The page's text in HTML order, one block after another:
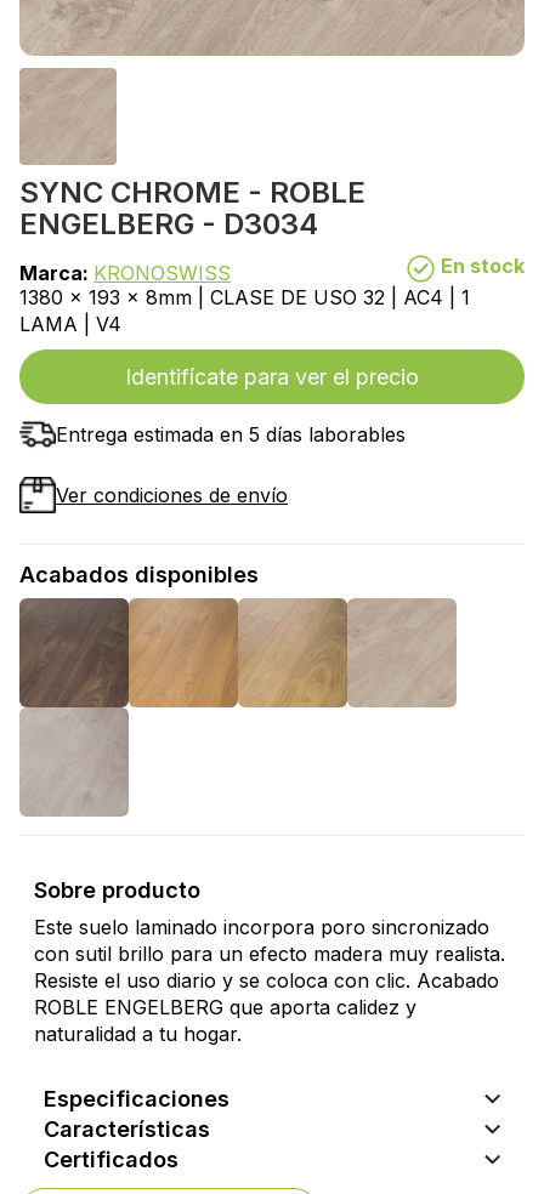
SYNC CHROME - ROBLE
ENGELBERG - D3034
Marca: KRONOSWISS
En stock
1380 x 193 x 8mm | CLASE DE USO 32 | AC4 | 1
LAMA | V4
Identifícate para ver el precio
Entrega estimada en 5 días laborables
Ver condiciones de envío
Acabados disponibles
Sobre producto
Este suelo laminado incorpora poro sincronizado
con sutil brillo para un efecto madera muy realista.
Resiste el uso diario y se coloca con clic. Acabado
ROBLE ENGELBERG que aporta calidez y
naturalidad a tu hogar.
Especificaciones
Características
Certificados